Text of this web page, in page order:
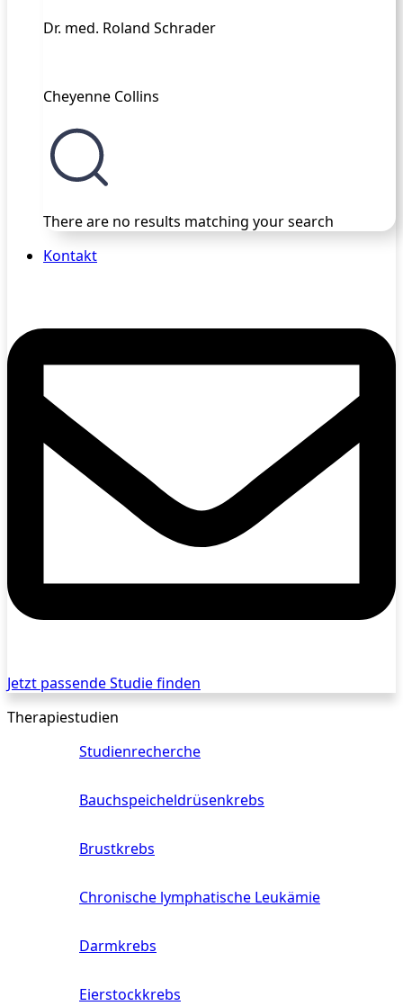
Dr. med. Roland Schrader
Cheyenne Collins
There are no results matching your search
Kontakt
Jetzt passende Studie finden
Therapiestudien
Studienrecherche
Bauchspeicheldrüsenkrebs
Brustkrebs
Chronische lymphatische Leukämie
Darmkrebs
Eierstockkrebs